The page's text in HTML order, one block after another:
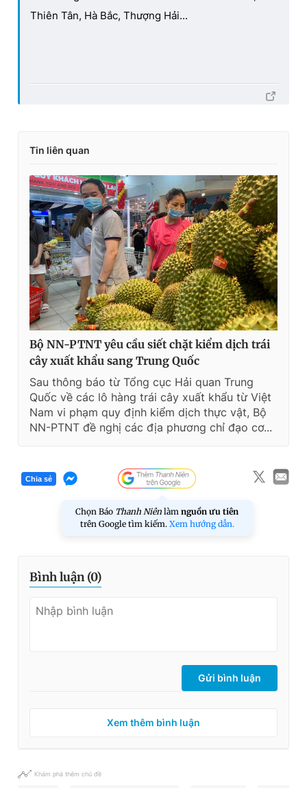
Thiên Tân, Hà Bắc, Thượng Hải...
Tin liên quan
Bộ NN-PTNT yêu cầu siết chặt kiểm dịch trái
cây xuất khẩu sang Trung Quốc
Sau thông báo từ Tổng cục Hải quan Trung
Quốc về các lô hàng trái cây xuất khẩu từ Việt
Nam vi phạm quy định kiểm dịch thực vật, Bộ
NN-PTNT đề nghị các địa phương chỉ đạo cơ...
Chia sẻ
Chọn Báo Thanh Niên làm nguồn ưu tiên
trên Google tìm kiếm. Xem hướng dẫn.
Bình luận (0)
Gửi bình luận
Xem thêm bình luận
Khám phá thêm chủ đề